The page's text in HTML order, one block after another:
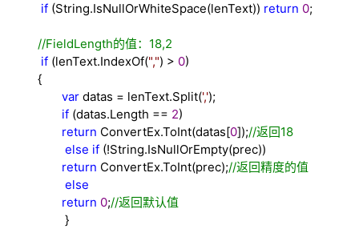
if (String.IsNullOrWhiteSpace(lenText)) return 0;
//FieldLength的值：18,2
if (lenText.IndexOf(",") > 0)
{
var datas = lenText.Split(',');
if (datas.Length == 2)
return ConvertEx.ToInt(datas[0]);//返回18
else if (!String.IsNullOrEmpty(prec))
return ConvertEx.ToInt(prec);//返回精度的值
else
return 0;//返回默认值
}